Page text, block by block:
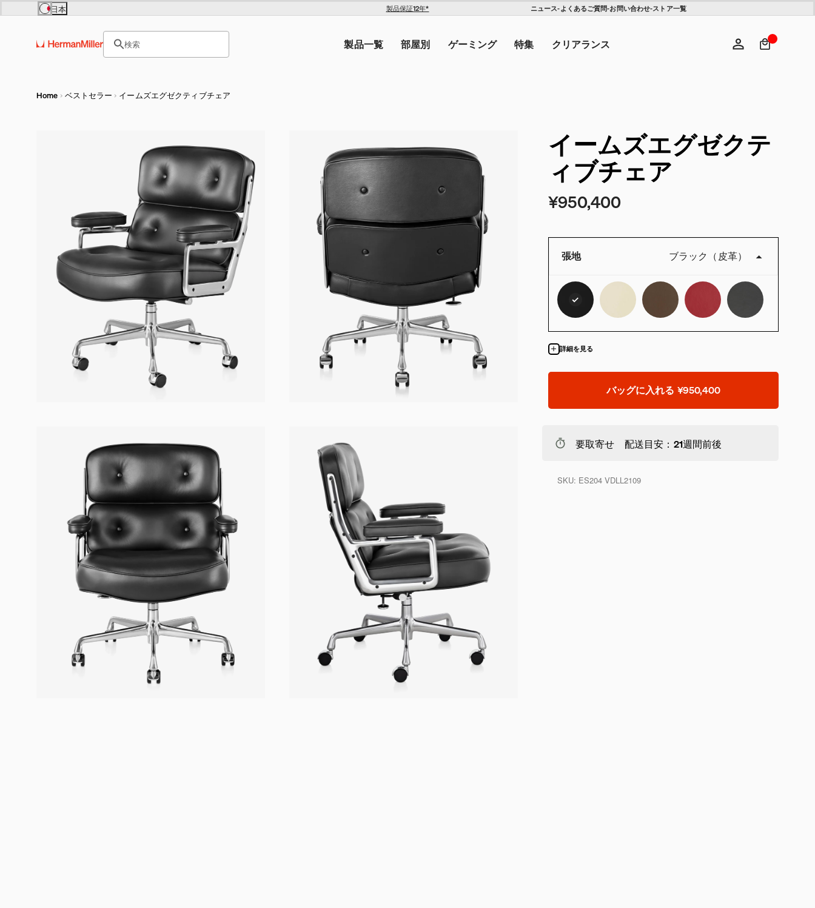
Skip to main content
Europe
United Kingdom (£)
France (€)
Deutschland (€)
Luxembourg (€)
Asia Pacific
India (₹)
The Americas
Canada ($)
日本 製品保証12年* ニュース- よくあるご質問-お問い合わせ-ストア一覧
サイト内検索のためのテキストを入力してください。 検索ヘ
検索
ヘッダー検索ボックスをオープン
製品一覧 部屋別 ゲーミング 特集 クリアランス
Home ベストセラー イームズエグゼクティブチェア
イームズエグゼクテ
ィブチェア
¥950,400
張地 ブラック（皮革）
詳細を見る
バッグに入れる ¥950,400
要取寄せ 配送目安：21週間前後
SKU: ES204 VDLL2109